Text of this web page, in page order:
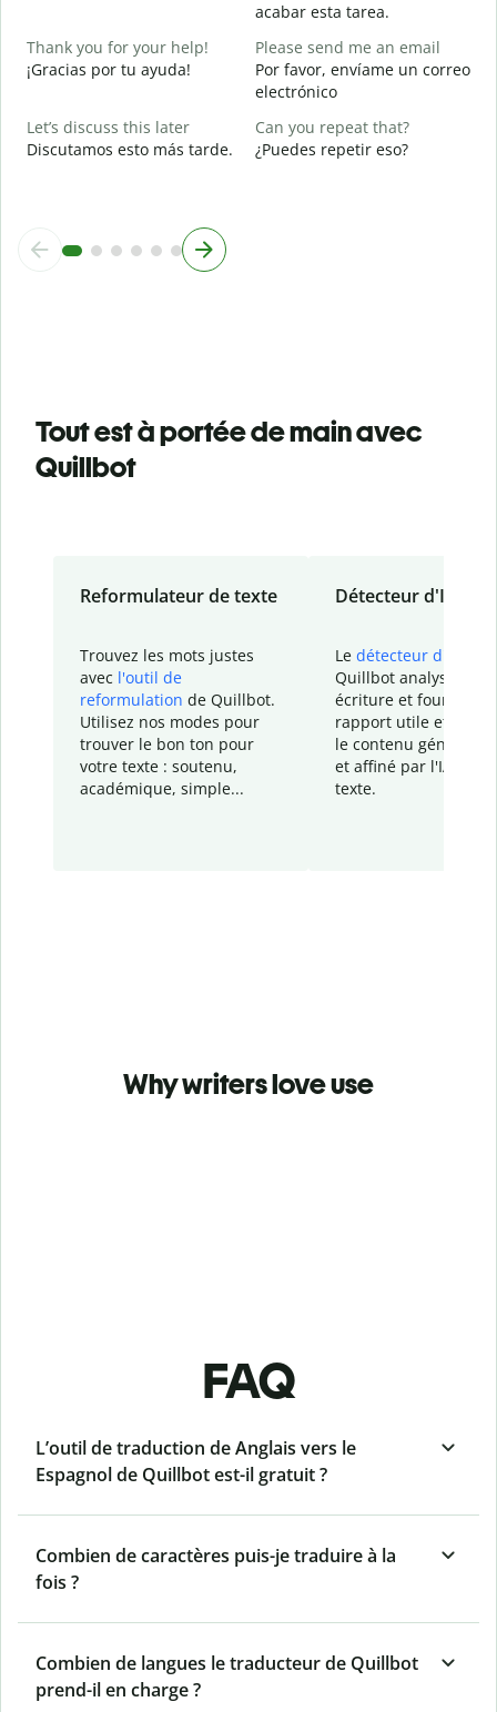
acabar esta tarea.
Thank you for your help!
¡Gracias por tu ayuda!
Please send me an email
Por favor, envíame un correo
electrónico
Let’s discuss this later
Discutamos esto más tarde.
Can you repeat that?
¿Puedes repetir eso?
Tout est à portée de main avec
Quillbot
Reformulateur de texte
Trouvez les mots justes
avec l'outil de
reformulation de Quillbot.
Utilisez nos modes pour
trouver le bon ton pour
votre texte : soutenu,
académique, simple...
Détecteur d'IA
Le détecteur d'IA
Quillbot analyse votre
écriture et fournit un
rapport utile et
le contenu généré
et affiné par l'IA
texte.
Why writers love use
FAQ
L’outil de traduction de Anglais vers le
Espagnol de Quillbot est-il gratuit ?
Combien de caractères puis-je traduire à la
fois ?
Combien de langues le traducteur de Quillbot
prend-il en charge ?